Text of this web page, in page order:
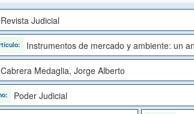
Revista Judicial
Instrumentos de mercado y ambiente: un
Cabrera Medaglia, Jorge Alberto
Poder Judicial